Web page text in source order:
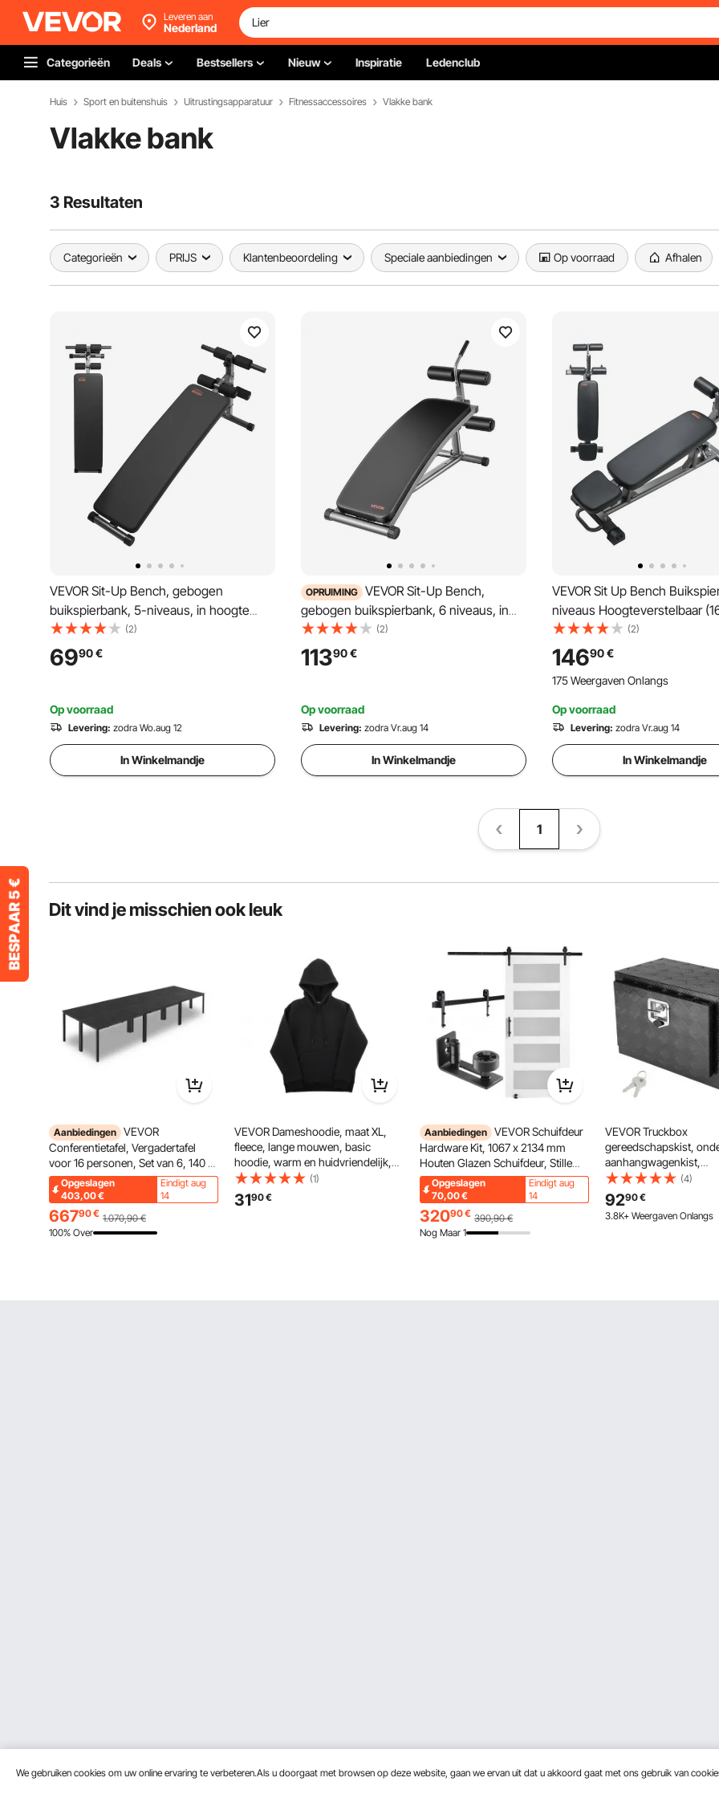
Leveren aan
Nederland
Categorieën Deals Bestsellers Nieuw Inspiratie Ledenclub
Huis Sport en buitenshuis Uitrustingsapparatuur Fitnessaccessoires Vlakke bank
Vlakke bank
3 Resultaten
Categorieën PRIJS Klantenbeoordeling Speciale aanbiedingen Op voorraad Afhalen
VEVOR Sit-Up Bench, gebogen
buikspierbank, 5-niveaus, in hoogte
verstelbaar (1425 x 470 x 675 mm),
rugtrainer (draagvermogen 226 kg) voor
thuistraining in de sportschool,
hele lichaam
(2)
6990€
Op voorraad
Levering: zodra Wo.aug 12
In Winkelmandje
OPRUIMING VEVOR Sit-Up Bench,
gebogen buikspierbank, 6 niveaus, in
hoogte verstelbaar (132 x 42 x 85 cm),
rugtrainer (draagvermogen 272 kg), voor
thuistraining in de sportschool,
hele lichaam
(2)
11390€
Op voorraad
Levering: zodra Vr.aug 14
In Winkelmandje
VEVOR Sit Up Bench
niveaus Hoogteverstelbaar
x 1055 cm) Rugtrainer
454 kg) voor thuistraining in de
sportschool Krachttraining
lichaamsspiertraining
(2)
14690€
175 Weergaven Onlangs
Op voorraad
Levering: zodra Vr.aug 14
In Winkelmandje
1
Dit vind je misschien ook leuk
Aanbiedingen VEVOR
Conferentietafel, Vergadertafel
voor 16 personen, Set van 6, 140 x
60 cm (per stuk), Rechthoekig
combinatiebureau, Vergadertafel,
Multifunctionele tafel, Tafel met
metalen poten voor kantoor,
Vergaderruimte
Opgeslagen
403,00€
Eindigt aug
14
66790€ 1.070,90 €
100% Over
VEVOR Dameshoodie, maat XL,
fleece, lange mouwen, basic
hoodie, warm en huidvriendelijk,
praktisch en trendy, sweatshirt met
grote zak voor herfst en winter,
zwart
(1)
3190€
Aanbiedingen VEVOR Schuifdeur
Hardware Kit, 1067 x 2134 mm
Houten Glazen Schuifdeur, Stille
Schuurdeur Kit met 8-in-1
Vloergeleider en Deurkruk,
Sparrenhouten Paneel en Matglas
Opgeslagen
70,00€
Eindigt aug
14
32090€ 390,90 €
Nog Maar 1
VEVOR Truckbox
gereedschapskist,
aanhangwagenkist,
gereedschapskist 610 x
mm pick-up opbergkist,
aluminiumlegering, 30
laadvermogen
(4)
9290€
3.8K+ Weergaven Onlangs
We gebruiken cookies om uw online ervaring te verbeteren.Als u doorgaat met browsen op deze website, gaan we ervan uit dat u akkoord gaat met ons gebruik van